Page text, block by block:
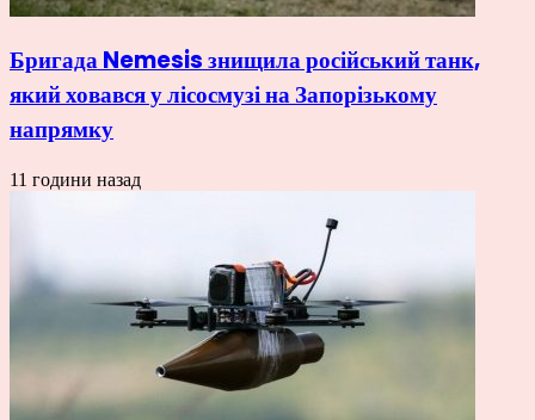
Бригада Nemesis знищила російський танк,
який ховався у лісосмузі на Запорізькому
напрямку
11 години назад